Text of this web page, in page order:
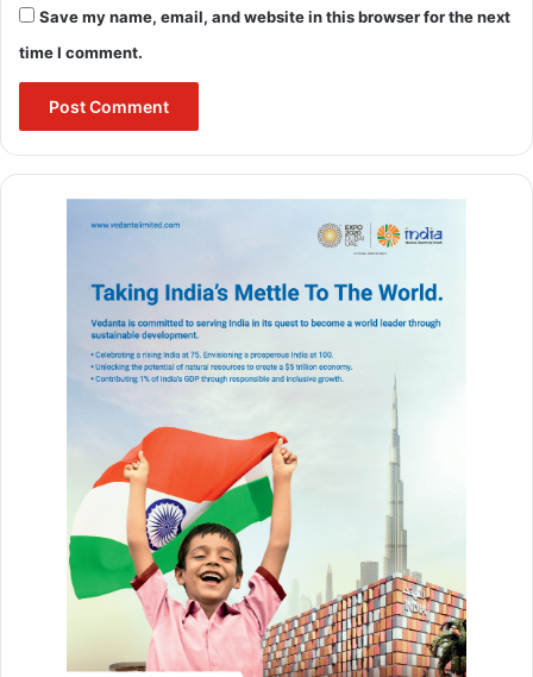
Save my name, email, and website in this browser for the next
time I comment.